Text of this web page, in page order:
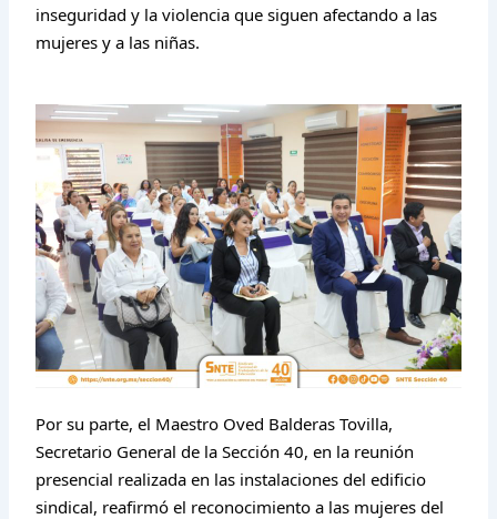
inseguridad y la violencia que siguen afectando a las
mujeres y a las niñas.
Por su parte, el Maestro Oved Balderas Tovilla,
Secretario General de la Sección 40, en la reunión
presencial realizada en las instalaciones del edificio
sindical, reafirmó el reconocimiento a las mujeres del